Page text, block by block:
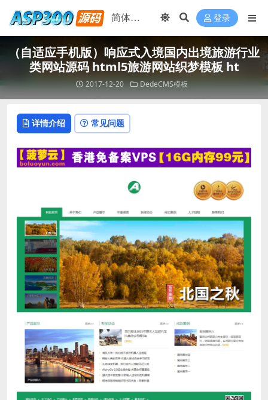
登录
（自适应手机版）响应式入境国内出境旅游行业
类网站源码 html5旅游网站织梦模板 ht
2017-12-20 DedeCMS模板
详情介绍 常见问题